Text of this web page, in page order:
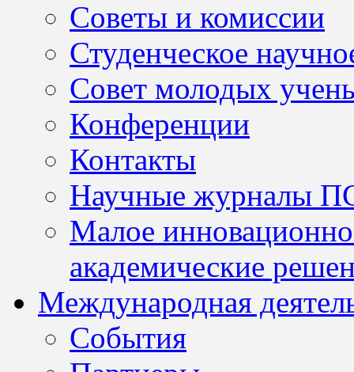
Советы и комиссии
Студенческое
Совет молодых
Конференции
Контакты
Научные журналы
Малое
академические
Международная
События